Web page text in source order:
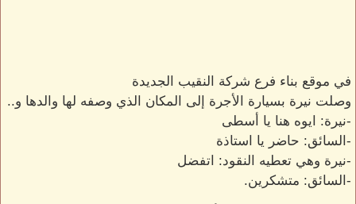
في موقع بناء فرع شركة النقيب الجديدة
وصلت نيرة بسيارة الأجرة إلى المكان الذي وصفه لها والدها و..
-نيرة: ايوه هنا يا أسطى
-السائق: حاضر يا استاذة
-نيرة وهي تعطيه النقود: اتفضل
-السائق: متشكرين.